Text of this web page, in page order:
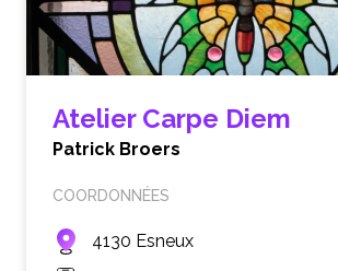
Atelier Carpe Diem
Patrick Broers
COORDONNÉES
4130 Esneux